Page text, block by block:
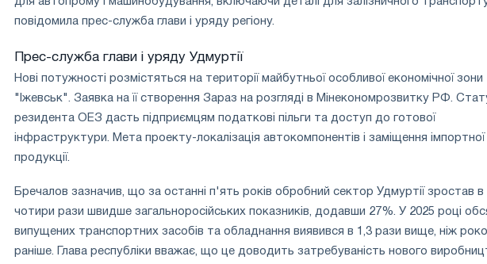
повідомила прес-служба глави і уряду регіону.
Прес-служба глави і уряду Удмуртії
Нові потужності розмістяться на території майбутньої особливої економічної зони
"Іжевськ". Заявка на її створення Зараз на розгляді в Мінекономрозвитку РФ.
резидента ОЕЗ дасть підприємцям податкові пільги та доступ до готової
інфраструктури. Мета проекту-локалізація автокомпонентів і заміщення імпортної
продукції.
Бречалов зазначив, що за останні п'ять років обробний сектор Удмуртії зростав в
чотири рази швидше загальноросійських показників, додавши 27%. У 2025 році
випущених транспортних засобів та обладнання виявився в 1,3 рази вище, ніж
раніше. Глава республіки вважає, що це доводить затребуваність нового